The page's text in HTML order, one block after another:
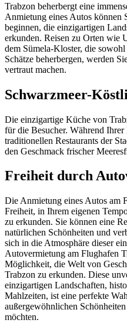
Trabzon beherbergt eine
Anmietung eines Autos können
beginnen, die einzigartigen
erkunden. Reisen zu Orten wie
dem Sümela-Kloster, die
Schätze beherbergen, werden
vertraut machen.
Schwarzmeer-
Die einzigartige Küche von
für die Besucher. Während Ihrer
traditionellen Restaurants der
den Geschmack frischer
Freiheit durch
Die Anmietung eines Autos am
Freiheit, in Ihrem eigenen
zu erkunden. Sie können eine
natürlichen Schönheiten und
sich in die Atmosphäre dieser
Autovermietung am Flughafen
Möglichkeit, die Welt von
Trabzon zu erkunden. Diese
einzigartigen Landschaften,
Mahlzeiten, ist eine perfekte
außergewöhnlichen
möchten.